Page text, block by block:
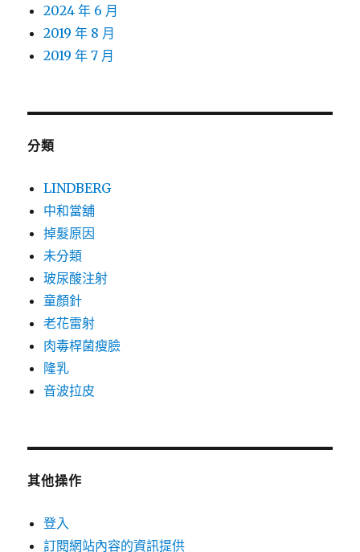
2024 年 6 月
2019 年 8 月
2019 年 7 月
分類
LINDBERG
中和當舖
掉髮原因
未分類
玻尿酸注射
童顏針
老花雷射
肉毒桿菌瘦臉
隆乳
音波拉皮
其他操作
登入
訂閱網站內容的資訊提供